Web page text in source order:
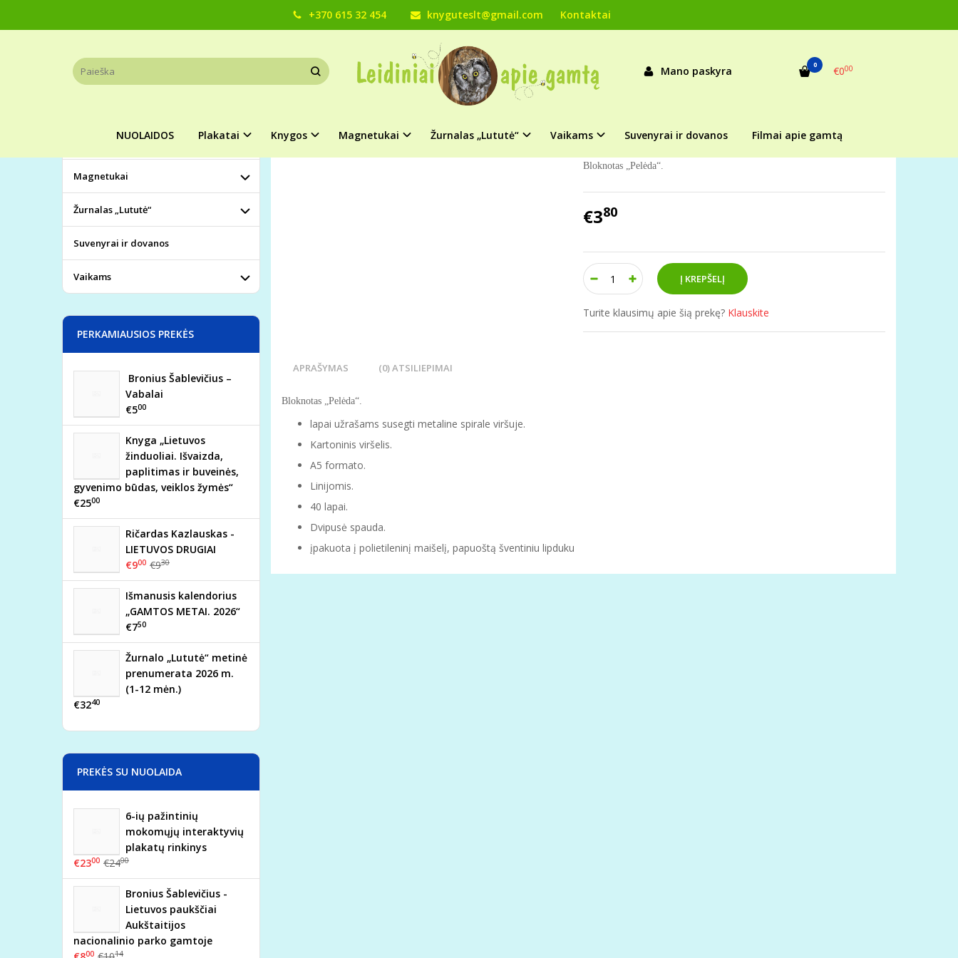
+370 615 32 454 knyguteslt@gmail.com Kontaktai
Mano paskyra 0 €000
NUOLAIDOS Plakatai Knygos Magnetukai Žurnalas „Lututė“ Vaikams Suvenyrai ir dovanos Filmai apie gamtą
Pagrindinis Bloknotas „Pelėda“ ( atnaujintas leidimas)
BLOKNOTAS „PELĖDA“ ( ATNAUJINTAS LEIDIMAS)
Bloknotas „Pelėda“.
€380
Turite klausimų apie šią prekę? Klauskite
APRAŠYMAS (0) ATSILIEPIMAI
Bloknotas „Pelėda“.
lapai užrašams susegti metaline spirale viršuje.
Kartoninis viršelis.
A5 formato.
Linijomis.
40 lapai.
Dvipusė spauda.
įpakuota į polietileninį maišelį, papuoštą šventiniu lipduku
NUOLAIDOS
Magnetukai
Žurnalas „Lututė“
Suvenyrai ir dovanos
Vaikams
PERKAMIAUSIOS PREKĖS
Bronius Šablevičius –
Vabalai
€500
Knyga „Lietuvos
žinduoliai. Išvaizda,
paplitimas ir buveinės,
gyvenimo būdas, veiklos žymės“
€2500
Ričardas Kazlauskas -
LIETUVOS DRUGIAI
€900 €930
Išmanusis kalendorius
„GAMTOS METAI. 2026“
€750
Žurnalo „Lututė“ metinė
prenumerata 2026 m.
(1-12 mėn.)
€3240
PREKĖS SU NUOLAIDA
6-ių pažintinių
mokomųjų interaktyvių
plakatų rinkinys
€2300 €2400
Bronius Šablevičius -
Lietuvos paukščiai
Aukštaitijos
nacionalinio parko gamtoje
00 14